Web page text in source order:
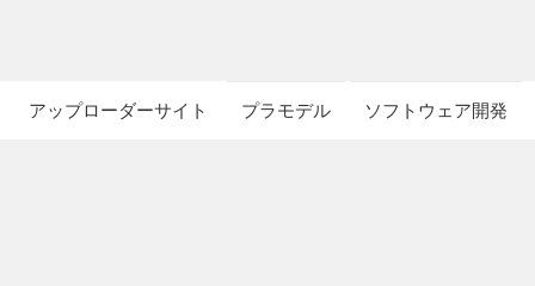
アップローダーサイト プラモデル ソフトウェア開発